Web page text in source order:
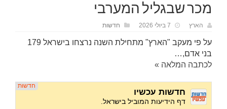
מכר שבגליל המערבי
הארץ 7 ביולי 2026 חדשות
על פי מעקב "הארץ" מתחילת השנה נרצחו בישראל 179
בני אדם,…
לכתבה המלאה »